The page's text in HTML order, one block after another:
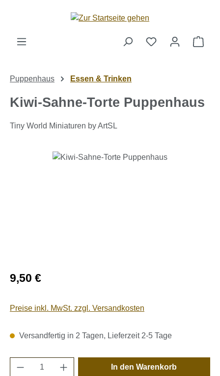
Zum Hauptinhalt springen
Puppenhaus Essen & Trinken
Kiwi-Sahne-Torte Puppenhaus
Tiny World Miniaturen by ArtSL
Bildergalerie überspringen
Regulärer Preis:
9,50 €
Preise inkl. MwSt. zzgl. Versandkosten
Versandfertig in 2 Tagen, Lieferzeit 2-5 Tage
Produkt Anzahl: Gib den gewünschten
In den Warenkorb